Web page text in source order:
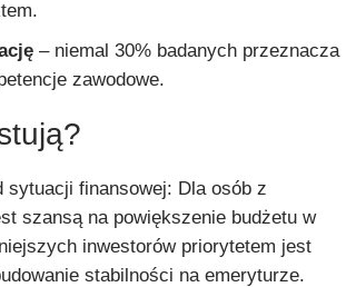
– niemal 30% badanych przeznacza
zawodowe.
finansowej: Dla osób z
szansą na powiększenie budżetu w
inwestorów priorytetem jest
stabilności na emeryturze.